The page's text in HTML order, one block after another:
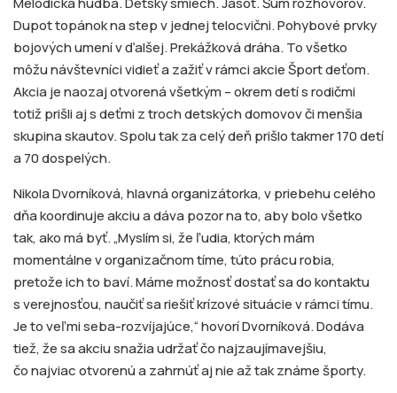
Dupot topánok na step v jednej telocvični. Pohybové prvky
bojových umení v ďalšej. Prekážková dráha. To všetko
môžu návštevníci vidieť a zažiť v rámci akcie Šport deťom.
Akcia je naozaj otvorená všetkým – okrem detí s rodičmi
totiž prišli aj s deťmi z troch detských domovov či menšia
skupina skautov. Spolu tak za celý deň prišlo takmer 170 detí
a 70 dospelých.
Nikola Dvorníková, hlavná organizátorka, v priebehu celého
dňa koordinuje akciu a dáva pozor na to, aby bolo všetko
tak, ako má byť. „Myslím si, že ľudia, ktorých mám
momentálne v organizačnom tíme, túto prácu robia,
pretože ich to baví. Máme možnosť dostať sa do kontaktu
s verejnosťou, naučiť sa riešiť krízové situácie v rámci tímu.
Je to veľmi seba-rozvíjajúce,“ hovorí Dvorníková. Dodáva
tiež, že sa akciu snažia udržať čo najzaujímavejšiu,
čo najviac otvorenú a zahrnúť aj nie až tak známe športy.